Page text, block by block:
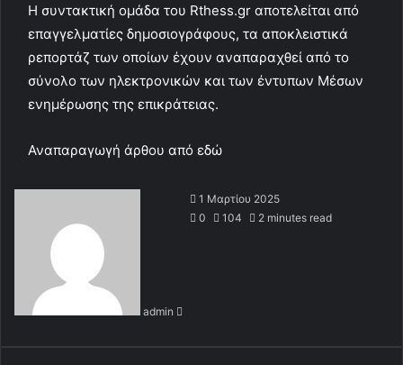
Η συντακτική ομάδα του Rthess.gr αποτελείται από
επαγγελματίες δημοσιογράφους, τα αποκλειστικά
ρεπορτάζ των οποίων έχουν αναπαραχθεί από το
σύνολο των ηλεκτρονικών και των έντυπων Μέσων
ενημέρωσης της επικράτειας.
Αναπαραγωγή άρθου από εδώ
admin
1 Μαρτίου 2025
0
104 2 minutes read